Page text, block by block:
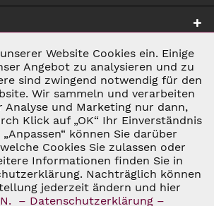
INKL. GESETZL. UMSATZSTEUER ZZGL.
GGF. NACHNAHMEGEBÜHREN, WENN NICHT
ANDERS BESCHRIEBEN
- ALL RIGHTS RESERVED. THEME BY
Aktiv
Inaktiv
Inaktiv
Inaktiv
Website Cookies ein. Einige
Angebot zu analysieren und zu
sind zwingend notwendig für den
Wir sammeln und verarbeiten
Analyse und Marketing nur dann,
Klick auf „OK“ Ihr Einverständnis
können Sie darüber
Cookies Sie zulassen oder
Informationen finden Sie in
Nachträglich können
jederzeit ändern und hier
– Datenschutzerklärung –